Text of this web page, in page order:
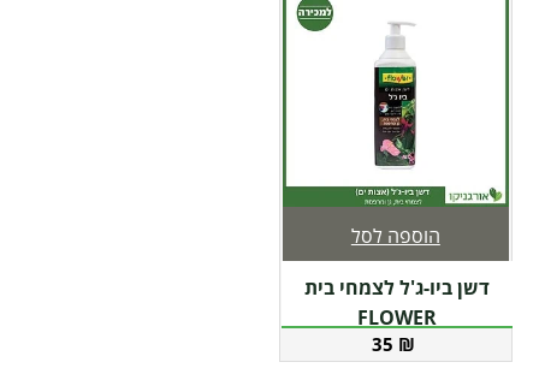
דשן ביו-ג'ל לצמחי בית
FLOWER
35 ₪
הוספה לסל